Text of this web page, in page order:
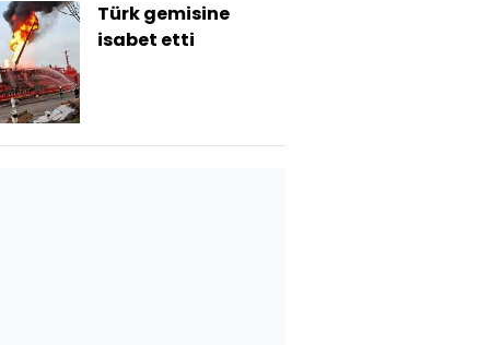
Türk gemisine
isabet etti